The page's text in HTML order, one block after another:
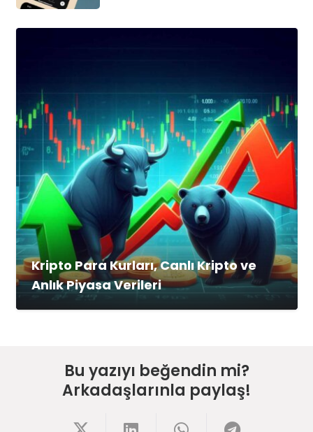
Kripto Para Kurları, Canlı Kripto ve
Anlık Piyasa Verileri
Bu yazıyı beğendin mi?
Arkadaşlarınla paylaş!